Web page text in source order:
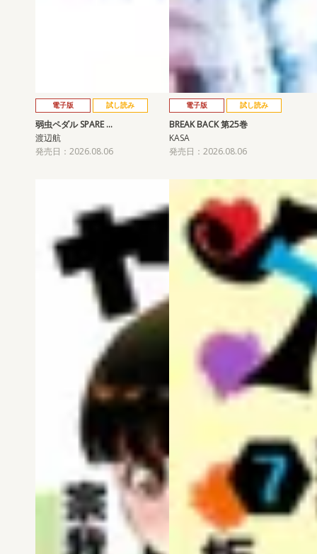
電子版 試し読み
弱虫ペダル SPARE …
渡辺航
発売日：2026.08.06
電子版 試し読み
BREAK BACK 第25巻
KASA
発売日：2026.08.06